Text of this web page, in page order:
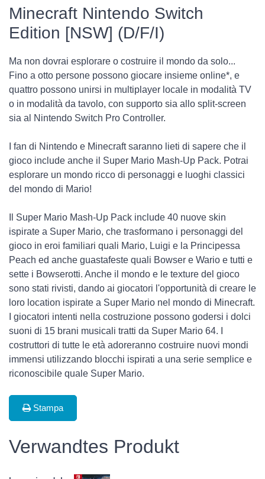
Minecraft Nintendo Switch
Edition [NSW] (D/F/I)
Ma non dovrai esplorare o costruire il mondo da solo...
Fino a otto persone possono giocare insieme online*, e
quattro possono unirsi in multiplayer locale in modalità TV
o in modalità da tavolo, con supporto sia allo split-screen
sia al Nintendo Switch Pro Controller.
I fan di Nintendo e Minecraft saranno lieti di sapere che il
gioco include anche il Super Mario Mash-Up Pack. Potrai
esplorare un mondo ricco di personaggi e luoghi classici
del mondo di Mario!
Il Super Mario Mash-Up Pack include 40 nuove skin
ispirate a Super Mario, che trasformano i personaggi del
gioco in eroi familiari quali Mario, Luigi e la Principessa
Peach ed anche guastafeste quali Bowser e Wario e tutti e
sette i Bowserotti. Anche il mondo e le texture del gioco
sono stati rivisti, dando ai giocatori l'opportunità di creare le
loro location ispirate a Super Mario nel mondo di Minecraft.
I giocatori intenti nella costruzione possono godersi i dolci
suoni di 15 brani musicali tratti da Super Mario 64. I
costruttori di tutte le età adoreranno costruire nuovi mondi
immensi utilizzando blocchi ispirati a una serie semplice e
riconoscibile quale Super Mario.
Stampa
Verwandtes Produkt